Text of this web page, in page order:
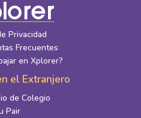
Privacidad
Frecuentes
en Xplorer?
el Extranjero
de Colegio
Pair